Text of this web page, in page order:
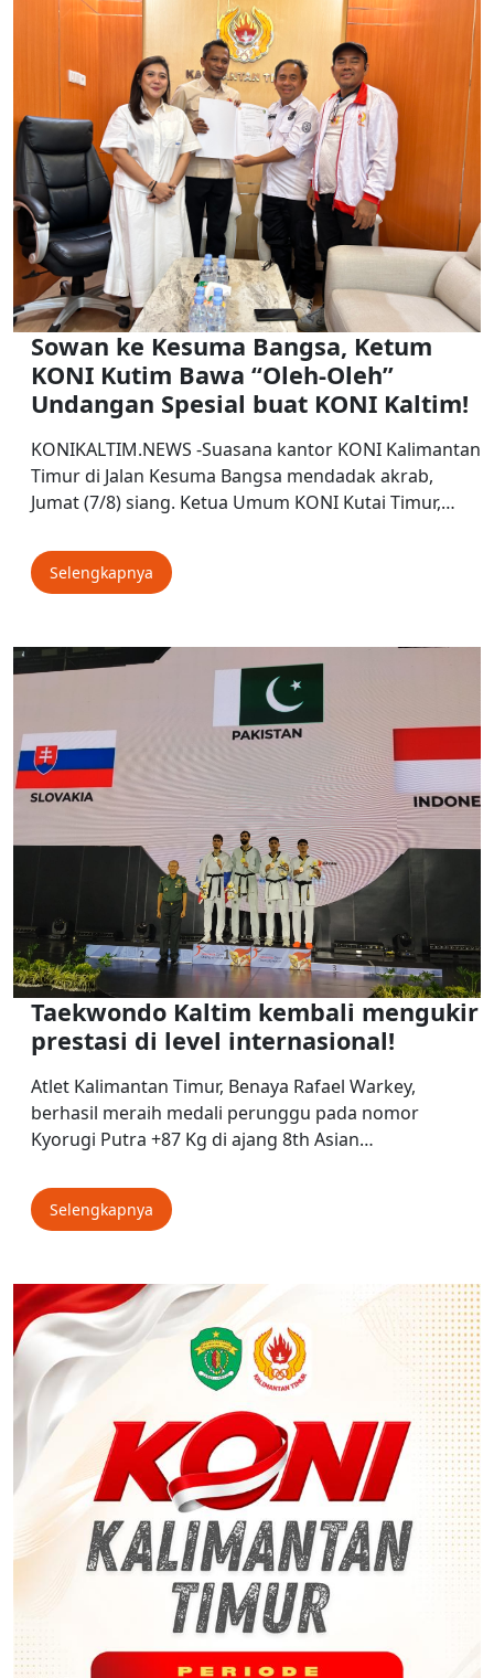
Sowan ke Kesuma Bangsa, Ketum
KONI Kutim Bawa “Oleh-Oleh”
Undangan Spesial buat KONI Kaltim!
KONIKALTIM.NEWS -Suasana kantor KONI Kalimantan
Timur di Jalan Kesuma Bangsa mendadak akrab,
Jumat (7/8) siang. Ketua Umum KONI Kutai Timur,…
Selengkapnya
Taekwondo Kaltim kembali mengukir
prestasi di level internasional!
Atlet Kalimantan Timur, Benaya Rafael Warkey,
berhasil meraih medali perunggu pada nomor
Kyorugi Putra +87 Kg di ajang 8th Asian…
Selengkapnya